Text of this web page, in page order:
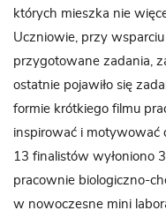
których mieszka nie
Uczniowie, przy
przygotowane zadania,
ostatnie pojawiło się
formie krótkiego filmu
inspirować i motywować
13 finalistów wyłoniono
pracownie biologiczno-
w nowoczesne mini